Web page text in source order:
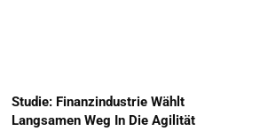
Studie: Finanzindustrie Wählt
Langsamen Weg In Die Agilität